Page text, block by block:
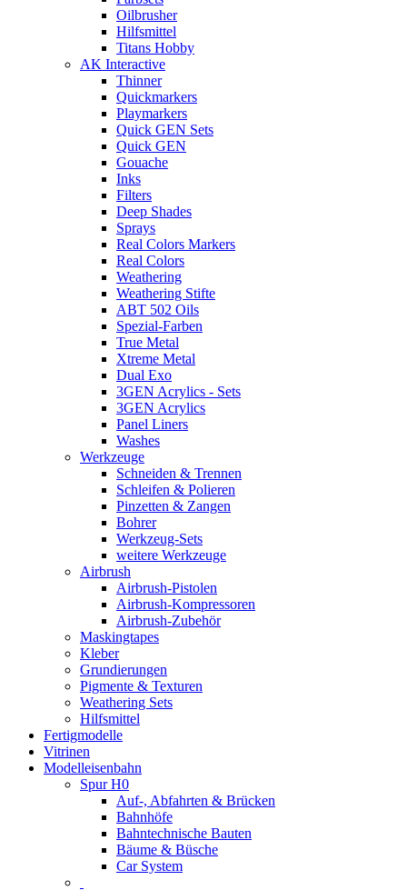
Oilbrusher
Hilfsmittel
Titans Hobby
AK Interactive
Thinner
Quickmarkers
Playmarkers
Quick GEN Sets
Quick GEN
Gouache
Inks
Filters
Deep Shades
Sprays
Real Colors Markers
Real Colors
Weathering
Weathering Stifte
ABT 502 Oils
Spezial-Farben
True Metal
Xtreme Metal
Dual Exo
3GEN Acrylics - Sets
3GEN Acrylics
Panel Liners
Washes
Werkzeuge
Schneiden & Trennen
Schleifen & Polieren
Pinzetten & Zangen
Bohrer
Werkzeug-Sets
weitere Werkzeuge
Airbrush
Airbrush-Pistolen
Airbrush-Kompressoren
Airbrush-Zubehör
Maskingtapes
Kleber
Grundierungen
Pigmente & Texturen
Weathering Sets
Hilfsmittel
Fertigmodelle
Vitrinen
Modelleisenbahn
Spur H0
Auf-, Abfahrten & Brücken
Bahnhöfe
Bahntechnische Bauten
Bäume & Büsche
Car System